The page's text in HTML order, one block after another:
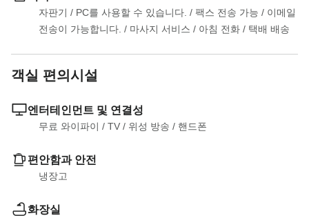
자판기 / PC를 사용할 수 있습니다. / 팩스 전송 가능 / 이메일
전송이 가능합니다. / 마사지 서비스 / 아침 전화 / 택배 배송
객실 편의시설
엔터테인먼트 및 연결성
무료 와이파이 / TV / 위성 방송 / 핸드폰
편안함과 안전
냉장고
화장실